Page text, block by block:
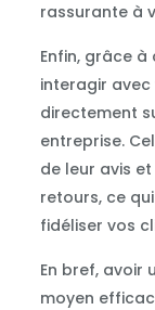
rassurante à
Enfin, grâce
interagir
directement
entreprise.
de leur avis
retours, ce
fidéliser vos
En bref, avoir
moyen